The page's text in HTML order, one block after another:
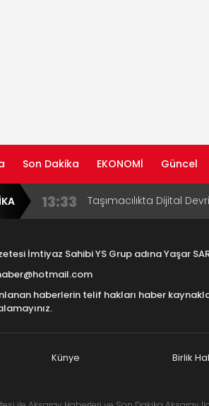
Son Dakika EKONOMİ Güncel
Diğer 13:33 Taşımacılıkta Dijital
Çocuklara Bıraktı
16:00 Aksaray Esnaf Rehberi
8:23
Birlikhaber.com Yayın
İmtiyaz Sahibi YS Grup adına Yaşar
haberlerin telif hakları haber
Künye
Birlik